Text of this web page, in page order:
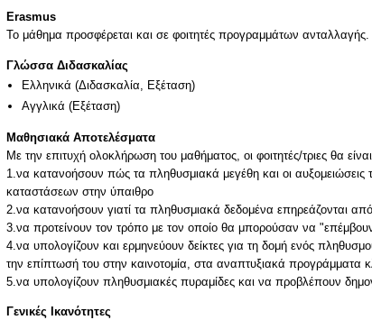
Erasmus
Το μάθημα προσφέρεται και σε φοιτητές προγραμμάτων ανταλλαγής.
Γλώσσα Διδασκαλίας
Ελληνικά (Διδασκαλία, Εξέταση)
Αγγλικά (Εξέταση)
Μαθησιακά Αποτελέσματα
Με την επιτυχή ολοκλήρωση του μαθήματος, οι φοιτητές/τριες θα
1.να κατανοήσουν πώς τα πληθυσμιακά μεγέθη και οι
καταστάσεων στην ύπαιθρο
2.να κατανοήσουν γιατί τα πληθυσμιακά δεδομένα επηρεάζονται
3.να προτείνουν τον τρόπο με τον οποίο θα μπορούσαν να
4.να υπολογίζουν και ερμηνεύουν δείκτες για τη δομή ενός
την επίπτωσή του στην καινοτομία, στα αναπτυξιακά προγράμματα
Γενικές Ικανότητες